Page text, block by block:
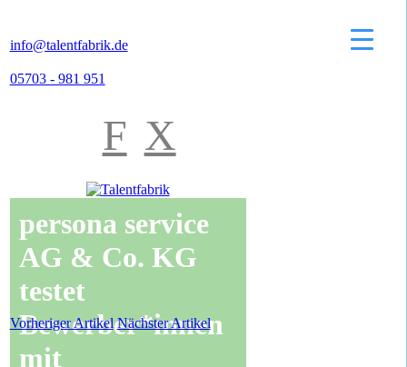
info@talentfabrik.de
05703 - 981 951
F X
persona service
AG & Co. KG
testet
Bewerber*innen
mit
Vorheriger Artikel Nächster Artikel